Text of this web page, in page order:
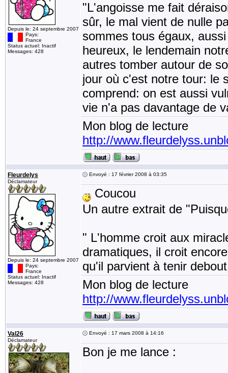
Depuis le: 24 septembre 2007
Pays:
France
Status actuel: Inactif
Messages: 428
"L'angoisse me fait
sûr, le mal vient de nulle
sommes tous égaux,
heureux, le lendemain
autres tomber autour de
jour où c'est notre tour: le
comprend: on est aussi
vie n'a pas davantage de
Mon blog de lecture
http://
Fleurdelys
Déclamateur
Depuis le: 24 septembre 2007
Pays:
France
Status actuel: Inactif
Messages: 428
Envoyé : 17 février 2008 à 03:35
Coucou
Un autre extrait de
" L'homme croit aux
dramatiques, il croit
qu'il parvient à tenir
Mon blog de lecture
http://
Val26
Déclamateur
Envoyé : 17 mars 2008 à 14:16
Bon je me lance :